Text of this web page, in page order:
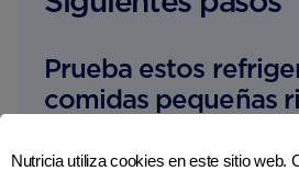
Prueba estos
comidas pequeñas
Nutricia utiliza cookies en este sitio web.